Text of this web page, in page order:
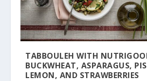
TABBOULEH WITH
BUCKWHEAT, ASPARAGUS,
LEMON, AND STRAWBERRIES